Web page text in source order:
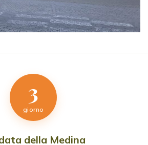
3
giorno
della Medina